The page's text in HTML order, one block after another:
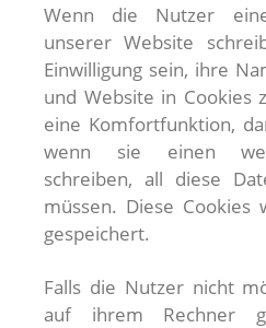
Wenn die Nutzer
unserer Website
Einwilligung sein, ihre
und Website in Cookies
eine Komfortfunktion,
wenn sie einen
schreiben, all diese
müssen. Diese Cookies
gespeichert.
Falls die Nutzer nicht
auf ihrem Rechner